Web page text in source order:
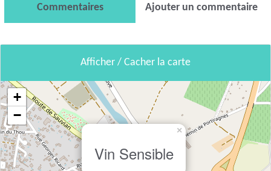
Commentaires Ajouter un commentaire
Afficher / Cacher la carte
Vin Sensible
×
+
−